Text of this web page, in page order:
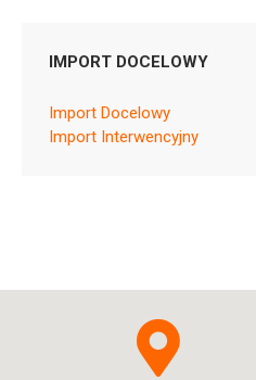
IMPORT DOCELOWY
Import Docelowy
Import Interwencyjny